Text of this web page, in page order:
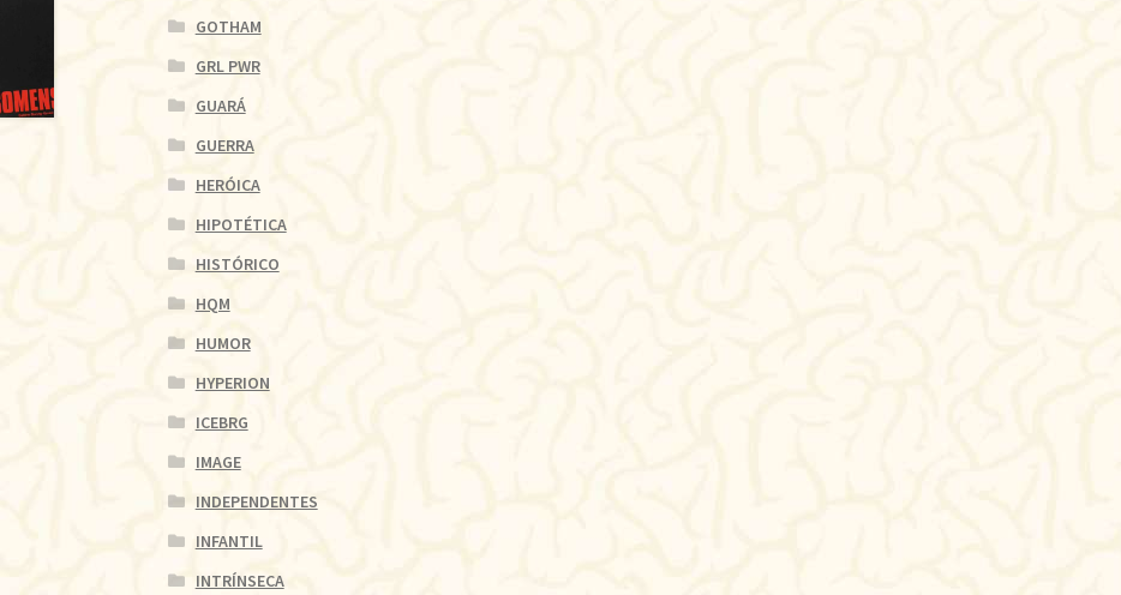
GOTHAM
GRL PWR
GUARÁ
GUERRA
HERÓICA
HIPOTÉTICA
HISTÓRICO
HQM
HUMOR
HYPERION
ICEBRG
IMAGE
INDEPENDENTES
INFANTIL
INTRÍNSECA